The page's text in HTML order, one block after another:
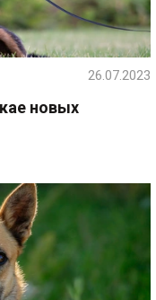
новых
26.07.2023